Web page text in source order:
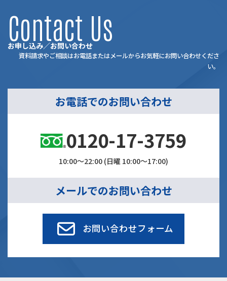
お申し込み／お問い合わせ
Contact Us
資料請求やご相談はお電話またはメールからお気軽にお問い合わせくださ
い。
お電話でのお問い合わせ
0120-17-3759
10:00～22:00 (日曜 10:00～17:00)
メールでのお問い合わせ
お問い合わせフォーム